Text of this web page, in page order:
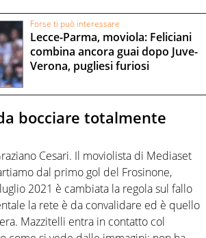
Forse ti può interessare
Lecce-Parma, moviola: Feliciani
combina ancora guai dopo Juve-
Verona, pugliesi furiosi
bocciare totalmente
Cesari. Il moviolista di Mediaset
dal primo gol del Frosinone,
2021 è cambiata la regola sul fallo
la rete è da convalidare ed è quello
Mazzitelli entra in contatto col